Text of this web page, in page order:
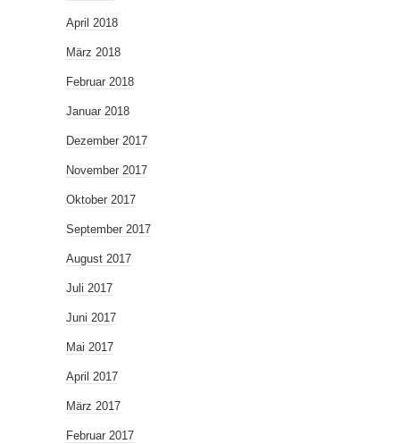
April 2018
März 2018
Februar 2018
Januar 2018
Dezember 2017
November 2017
Oktober 2017
September 2017
August 2017
Juli 2017
Juni 2017
Mai 2017
April 2017
März 2017
Februar 2017